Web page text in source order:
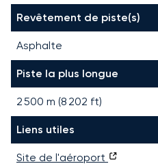
Revêtement de piste(s)
Asphalte
Piste la plus longue
2 500 m (8 202 ft)
Liens utiles
Site de l'aéroport